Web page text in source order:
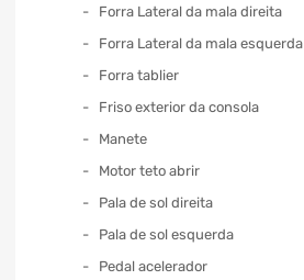
Forra Lateral da mala direita
Forra Lateral da mala esquerda
Forra tablier
Friso exterior da consola
Manete
Motor teto abrir
Pala de sol direita
Pala de sol esquerda
Pedal acelerador